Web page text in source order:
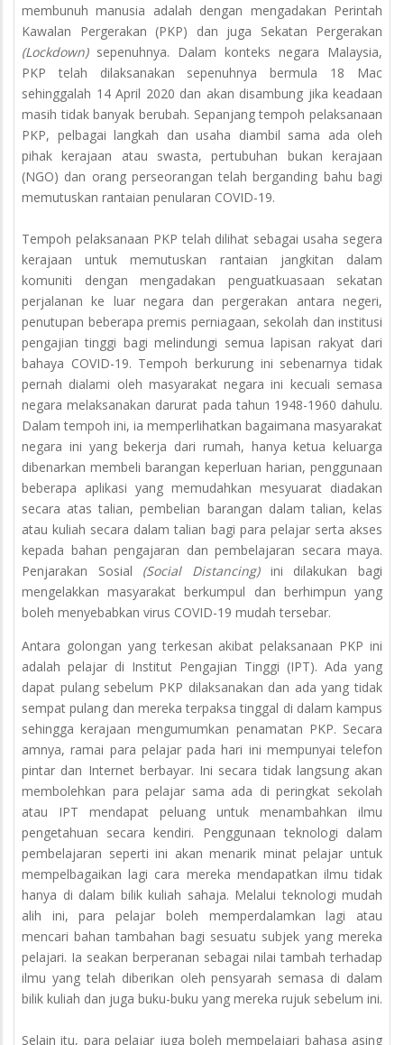
membunuh manusia adalah dengan mengadakan Perintah
Kawalan Pergerakan (PKP) dan juga Sekatan Pergerakan
(Lockdown)sepenuhnya. Dalam konteks negara Malaysia,
PKP telah dilaksanakan sepenuhnya bermula 18 Mac
sehinggalah 14 April 2020 dan akan disambung jika keadaan
masih tidak banyak berubah. Sepanjang tempoh pelaksanaan
PKP, pelbagai langkah dan usaha diambil sama ada oleh
pihak kerajaan atau swasta, pertubuhan bukan kerajaan
(NGO) dan orang perseorangan telah berganding bahu bagi
memutuskan rantaian penularan COVID-19.
Tempoh pelaksanaan PKP telah dilihat sebagai usaha segera
kerajaan untuk memutuskan rantaian jangkitan dalam
komuniti dengan mengadakan penguatkuasaan sekatan
perjalanan ke luar negara dan pergerakan antara negeri,
penutupan beberapa premis perniagaan, sekolah dan institusi
pengajian tinggi bagi melindungi semua lapisan rakyat dari
bahaya COVID-19. Tempoh berkurung ini sebenarnya tidak
pernah dialami oleh masyarakat negara ini kecuali semasa
negara melaksanakan darurat pada tahun 1948-1960 dahulu.
Dalam tempoh ini, ia memperlihatkan bagaimana masyarakat
negara ini yang bekerja dari rumah, hanya ketua keluarga
dibenarkan membeli barangan keperluan harian, penggunaan
beberapa aplikasi yang memudahkan mesyuarat diadakan
secara atas talian, pembelian barangan dalam talian, kelas
atau kuliah secara dalam talian bagi para pelajar serta akses
kepada bahan pengajaran dan pembelajaran secara maya.
Penjarakan Sosial (Social Distancing)ini dilakukan bagi
mengelakkan masyarakat berkumpul dan berhimpun yang
boleh menyebabkan virus COVID-19 mudah tersebar.
Antara golongan yang terkesan akibat pelaksanaan PKP ini
adalah pelajar di Institut Pengajian Tinggi (IPT). Ada yang
dapat pulang sebelum PKP dilaksanakan dan ada yang tidak
sempat pulang dan mereka terpaksa tinggal di dalam kampus
sehingga kerajaan mengumumkan penamatan PKP. Secara
amnya, ramai para pelajar pada hari ini mempunyai telefon
pintar dan Internet berbayar. Ini secara tidak langsung akan
membolehkan para pelajar sama ada di peringkat sekolah
atau IPT mendapat peluang untuk menambahkan ilmu
pengetahuan secara kendiri. Penggunaan teknologi dalam
pembelajaran seperti ini akan menarik minat pelajar untuk
mempelbagaikan lagi cara mereka mendapatkan ilmu tidak
hanya di dalam bilik kuliah sahaja. Melalui teknologi mudah
alih ini, para pelajar boleh memperdalamkan lagi atau
mencari bahan tambahan bagi sesuatu subjek yang mereka
pelajari. Ia seakan berperanan sebagai nilai tambah terhadap
ilmu yang telah diberikan oleh pensyarah semasa di dalam
bilik kuliah dan juga buku-buku yang mereka rujuk sebelum ini.
Selain itu, para pelajar juga boleh mempelajari bahasa asing